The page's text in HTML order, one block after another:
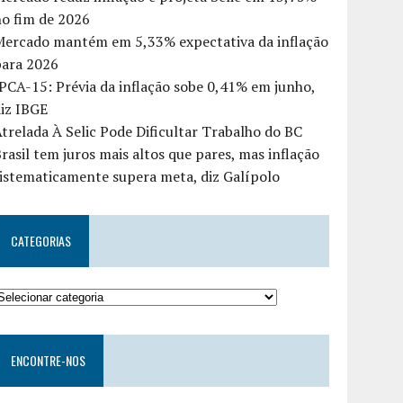
fim de 2026
mantém em 5,33% expectativa da inflação
2026
15: Prévia da inflação sobe 0,41% em junho,
IBGE
À Selic Pode Dificultar Trabalho do BC
tem juros mais altos que pares, mas inflação
supera meta, diz Galípolo
CATEGORIAS
ENCONTRE-NOS